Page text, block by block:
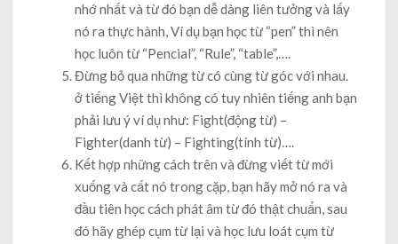
nhớ nhất và từ đó bạn dễ dàng liên tưởng và lấy
nó ra thực hành, Ví dụ bạn học từ “pen” thì nên
học luôn từ “Pencial”, “Rule”, “table”,….
Đừng bỏ qua những từ có cùng từ góc với nhau.
ở tiếng Việt thì không có tuy nhiên tiếng anh bạn
phải lưu ý ví dụ như: Fight(động từ) –
Fighter(danh từ) – Fighting(tính từ)….
Kết hợp những cách trên và đừng viết từ mới
xuống và cất nó trong cặp, bạn hãy mở nó ra và
đầu tiên học cách phát âm từ đó thật chuẩn, sau
đó hãy ghép cụm từ lại và học lưu loát cụm từ